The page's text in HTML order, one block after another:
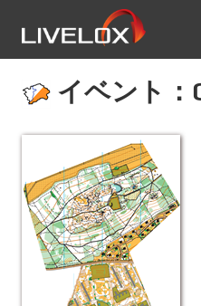
イベント：